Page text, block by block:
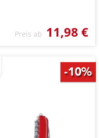
Preis ab 11,98 €